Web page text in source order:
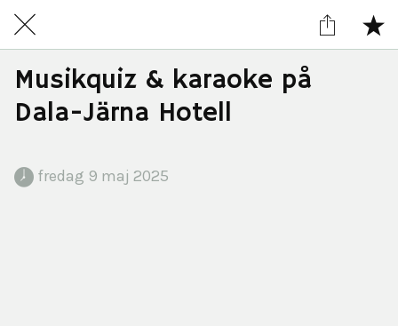
Musikquiz & karaoke på
Dala-Järna Hotell
fredag 9 maj 2025